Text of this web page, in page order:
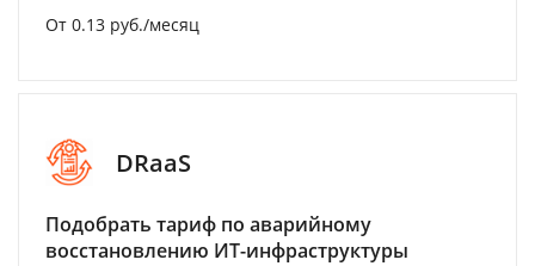
От 0.13 руб./месяц
DRaaS
Подобрать тариф по аварийному
восстановлению ИТ-инфраструктуры